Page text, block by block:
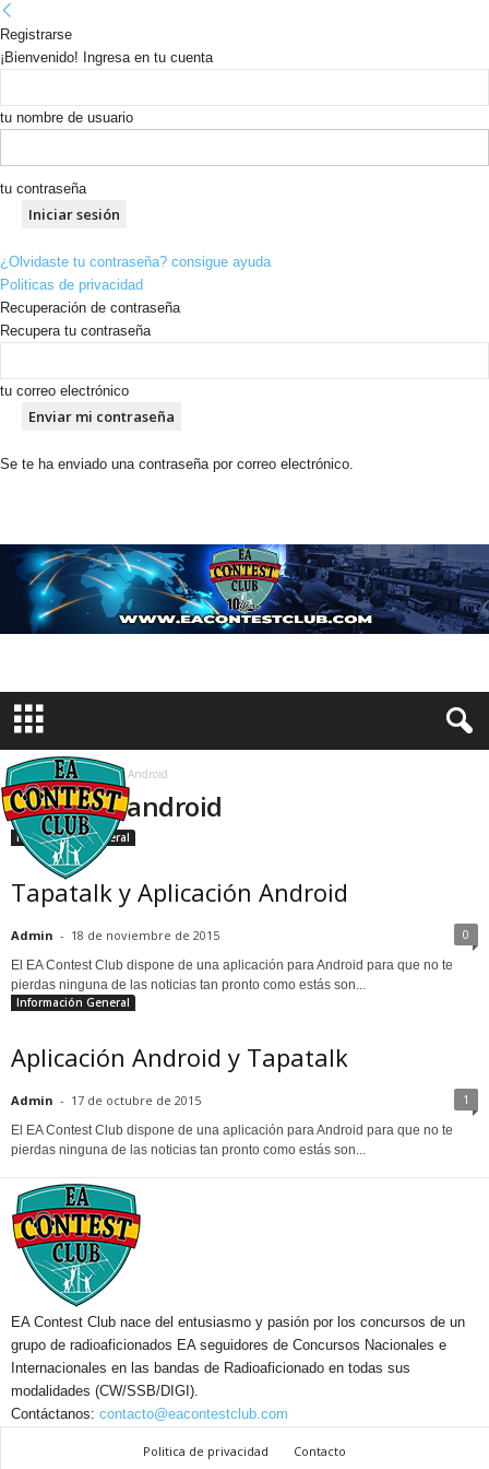
Registrarse
¡Bienvenido! Ingresa en tu cuenta
tu nombre de usuario
tu contraseña
¿Olvidaste tu contraseña? consigue ayuda
Politicas de privacidad
Recuperación de contraseña
Recupera tu contraseña
tu correo electrónico
Se te ha enviado una contraseña por correo electrónico.
Inicio Etiquetas Android
Etiqueta: android
Información General
Tapatalk y Aplicación Android
Admin - 18 de noviembre de 2015 0
El EA Contest Club dispone de una aplicación para Android para que no te
pierdas ninguna de las noticias tan pronto como estás son...
Información General
Aplicación Android y Tapatalk
Admin - 17 de octubre de 2015 1
El EA Contest Club dispone de una aplicación para Android para que no te
pierdas ninguna de las noticias tan pronto como estás son...
EA Contest Club nace del entusiasmo y pasión por los concursos de un
grupo de radioaficionados EA seguidores de Concursos Nacionales e
Internacionales en las bandas de Radioaficionado en todas sus
modalidades (CW/SSB/DIGI).
Contáctanos: contacto@eacontestclub.com
Politica de privacidad Contacto